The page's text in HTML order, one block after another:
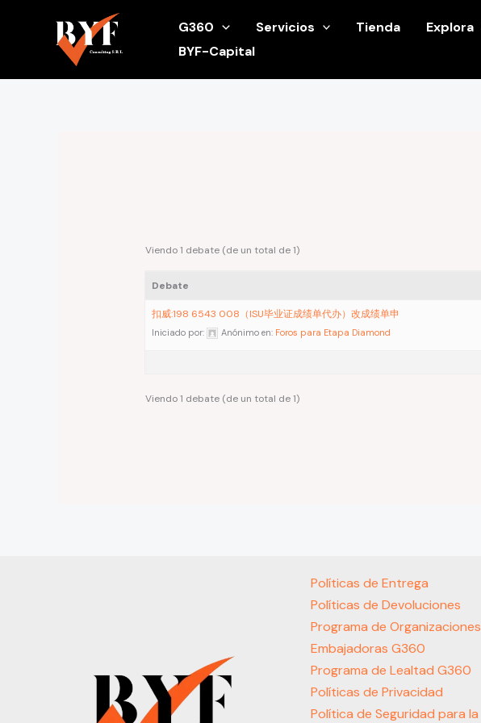
G360 Servicios Tienda Explora
BYF-Capital
Viendo 1 debate (de un total de 1)
Debate
扣威:198 6543 008（ISU毕业证成绩单代办）改成绩单申
Iniciado por: Anónimo en: Foros para Etapa Diamond
Viendo 1 debate (de un total de 1)
Políticas de Entrega
Políticas de Devoluciones
Programa de Organizaciones
Embajadoras G360
Programa de Lealtad G360
Políticas de Privacidad
Política de Seguridad para la